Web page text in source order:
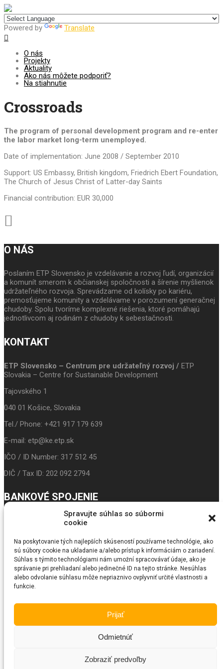
Spravujte súhlas so súbormi
cookie
Na poskytovanie tých najlepších skúseností používame technológie, ako
sú súbory cookie na ukladanie a/alebo prístup k informáciám o zariadení.
Súhlas s týmito technológiami nám umožní spracovávať údaje, ako je
správanie pri prehliadaní alebo jedinečné ID na tejto stránke. Nesúhlas
alebo odvolanie súhlasu môže nepriaznivo ovplyvniť určité vlastnosti a
funkcie.
Prijať
Odmietnúť
Zobraziť predvoľby
Powered by Translate
O nás
Projekty
Aktuality
Ako nás môžete podporiť?
Na stiahnutie
Crossroads
The program of personal development program and re-enter
the labor market long-term unemployed.
Date of implementation: June 2008 / September 2010
Support: US Embassy, British kingdom, Friedrich Ebert Foundation,
The Church of Jesus Christ of Latter-day Saints
Financial contribution: EUR 30,000
O NÁS
Poslaním ETP Slovensko je vzdelávanie a rozvoj ľudí, organizácií
a komunít smerom k občianskej spoločnosti a šírenie myšlienok
udržateľného rozvoja. Sprevádzame od kolísky po kariéru,
premosťujeme komunity a vzdelávame v porozumení generačnej
chudoby. Spolu tvoríme komplexné riešenia, ktoré pomáhajú
jednotlivcom aj rodinám z chudoby k sebestačnosti.
KONTAKT
ETP Slovensko – Centrum pre udržateľný rozvoj / ETP
Slovakia – Centre for Sustainable Development
Tajovského 1
040 01 Košice, Slovakia
Tel./ Phone: +421 917 179 639
E-mail: etp@ke.etp.sk
IČO / ID Number: 317 512 45
DIČ / Tax ID: 202 092 2794
BANKOVÉ SPOJENIE
IBAN: SK24 3100 0000 0043 5017 9117
Prima banka
BIC/SWIFT: LUBASKBX
SEARCH
. All Rights Reserved by SKT Themes